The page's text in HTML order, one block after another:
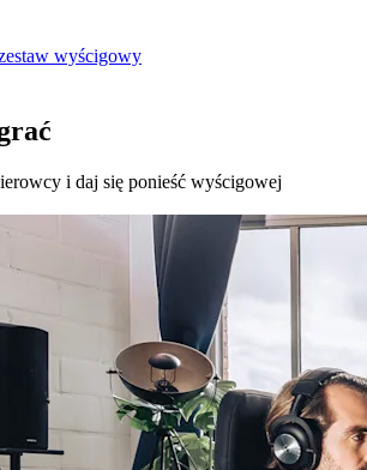
wyścigowy
i daj się ponieść wyścigowej